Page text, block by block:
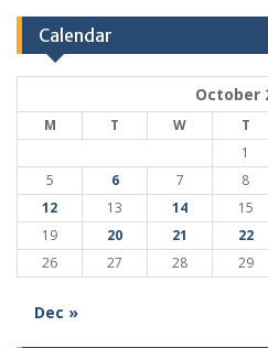
Calendar
October
M T W T
1
5
6 7 8
12
13 14 15
19
20 21 22
26
27 28 29
Dec »